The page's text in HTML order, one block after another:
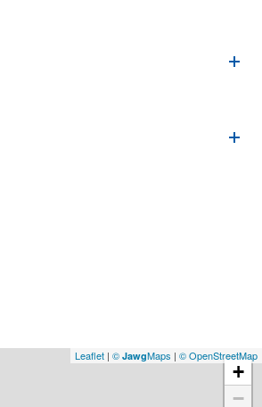
+
−
Leaflet | © JawgMaps | © OpenStreetMap